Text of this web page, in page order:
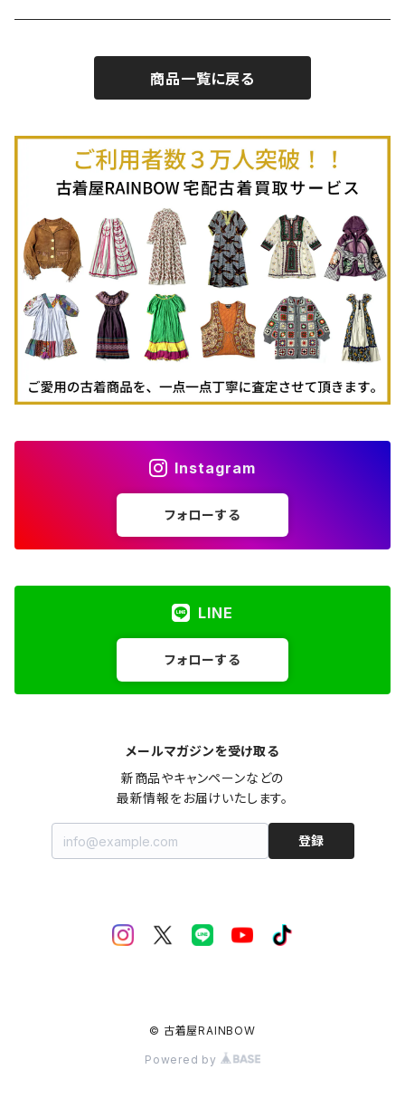
古着ポロシャツ
古着長袖ポロシャツ
古着スウェット
古着パーカー
古着タンクトップ
古着羽織り
古着ミニ丈スカート (丈56-75cm)
Autumn / Winter
商品一覧に戻る
Instagram
フォローする
LINE
フォローする
メールマガジンを受け取る
新商品やキャンペーンなどの
最新情報をお届けいたします。
登録
© 古着屋RAINBOW
Powered by